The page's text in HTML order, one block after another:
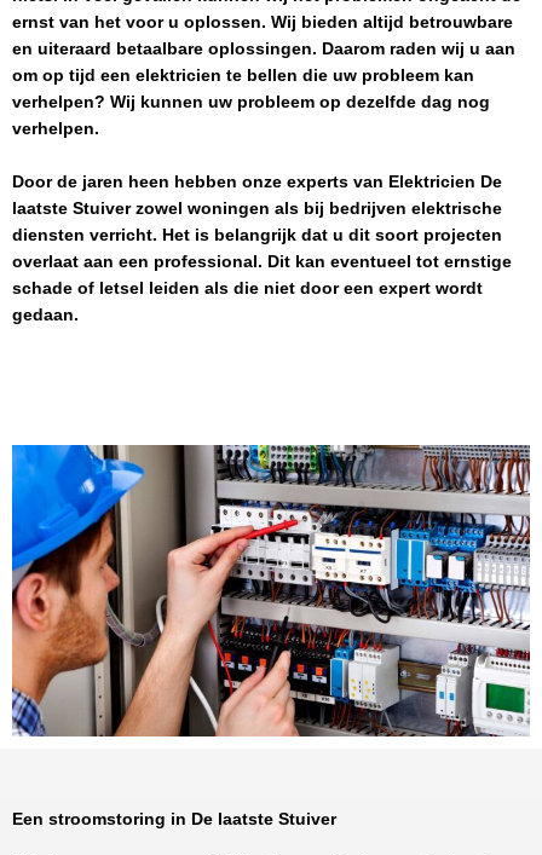
ernst van het voor u oplossen. Wij bieden altijd betrouwbare
en uiteraard betaalbare oplossingen. Daarom raden wij u aan
om op tijd een elektricien te bellen die uw probleem kan
verhelpen? Wij kunnen uw probleem op dezelfde dag nog
verhelpen.
Door de jaren heen hebben onze experts van Elektricien De
laatste Stuiverzowel woningen als bij bedrijven elektrische
diensten verricht. Het is belangrijk dat u dit soort projecten
overlaat aan een professional. Dit kan eventueel tot ernstige
schade of letsel leiden als die niet door een expert wordt
gedaan.
Een stroomstoring in De laatste Stuiver